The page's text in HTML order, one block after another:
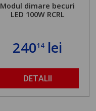
Modul dimare becuri
LED 100W RCRL
24014lei
DETALII